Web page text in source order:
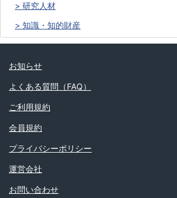
研究人材
知識・知的財産
お知らせ
よくある質問（FAQ）
ご利用規約
会員規約
プライバシーポリシー
運営会社
お問い合わせ